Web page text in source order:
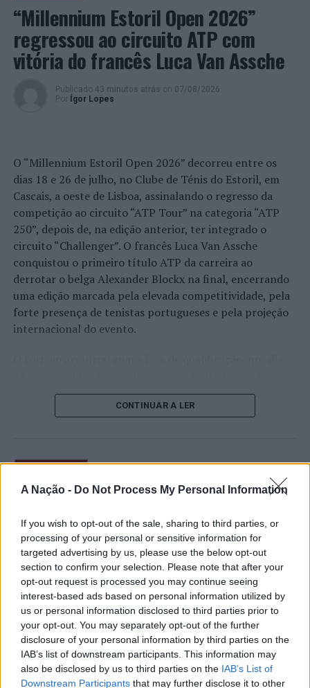
A Nação - Do Not Process My Personal Information
If you wish to opt-out of the sale, sharing to third parties, or
processing of your personal or sensitive information for
targeted advertising by us, please use the below opt-out
section to confirm your selection. Please note that after your
opt-out request is processed you may continue seeing
interest-based ads based on personal information utilized by
us or personal information disclosed to third parties prior to
your opt-out. You may separately opt-out of the further
disclosure of your personal information by third parties on the
IAB’s list of downstream participants. This information may
also be disclosed by us to third parties on the IAB’s List of
Downstream Participants that may further disclose it to other
“Millennium Estoril Open 2026”
regressou ao circuito ATP com
vitória do francês Luca Van Assche
Publicado 43 minutos atrás on 07/08/2026
Por
Ígor Lopes
O “Millennium Estoril Open 2026” decorreu entre os
dias 18 e 26 de julho, no Clube de Ténis do Estoril, em
Cascais, a oeste de Lisboa, assinalando o regresso da
competição ao circuito “ATP Tour” na categoria “ATP
250”, depois de, na edição anterior, ter integrado o
circuito “Challenger”. O francês Luca Van Assche
conquistou o primeiro título ATP da carreira ao
derrotar o belga Alexander Blockx na final, encerrando
uma edição marcada pela elevada competitividade, pela
forte presença de tenistas portugueses e pela projeção
internacional do evento.
de um lugar no quadro principal. A cerimónia de
abertura contou com a presença do presidente da
início de uma competição que voltou a colocar o
ténis.
Apesar das desistências de última hora de jogadores
como Casper Ruud (Noruega), Alejandro Davidovich
Fokina (Espanha) e Matteo Arnaldi (Itália), a prova
apresentou um quadro competitivo de elevado nível,
liderado pelo russo Andrey Rublev, primeiro cabeça de
série, pelo italiano Luciano Darderi, pelo chileno
Alejandro Tabilo e pelo belga Alexander Blockx.
Um dos momentos mais aguardados da semana foi
também o regresso do suíço Stan Wawrinka ao Estoril,
integrado na digressão de despedida do antigo vencedor
CONTINUAR A LER
ATUALIDADE
Castelo Branco: “Bienal
Internacional de Artes e Ofícios”
promete afirmar artesanato,
património e inovação como
“motores de desenvolvimento
económico e cultural” do município
português
Publicado 7 horas atrás on
07/08/2026
Por Ígor Lopes